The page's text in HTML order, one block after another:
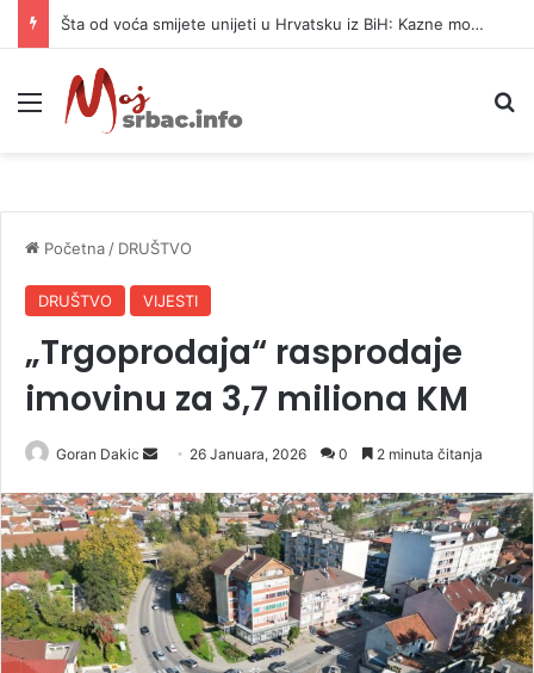
Šta od voća smijete unijeti u Hrvatsku iz BiH: Kazne mogu dostići 13.260 evra
Meni
Početna / DRUŠTVO
DRUŠTVO VIJESTI
„Trgoprodaja“ rasprodaje
imovinu za 3,7 miliona KM
Goran Dakic
n
d
a
n
e
m
26 Januara, 2026 0 2 minuta čitanja